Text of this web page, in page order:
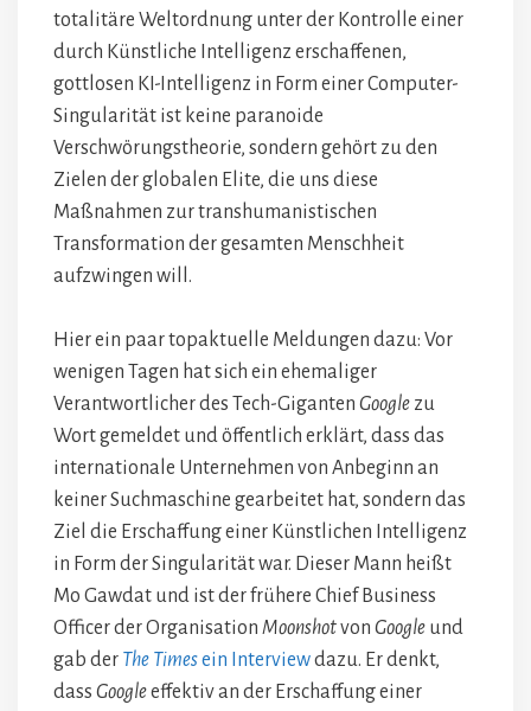
totalitäre Weltordnung unter der Kontrolle einer
durch Künstliche Intelligenz erschaffenen,
gottlosen KI-Intelligenz in Form einer Computer-
Singularität ist keine paranoide
Verschwörungstheorie, sondern gehört zu den
Zielen der globalen Elite, die uns diese
Maßnahmen zur transhumanistischen
Transformation der gesamten Menschheit
aufzwingen will.
Hier ein paar topaktuelle Meldungen dazu: Vor
wenigen Tagen hat sich ein ehemaliger
Verantwortlicher des Tech-Giganten Google zu
Wort gemeldet und öffentlich erklärt, dass das
internationale Unternehmen von Anbeginn an
keiner Suchmaschine gearbeitet hat, sondern das
Ziel die Erschaffung einer Künstlichen Intelligenz
in Form der Singularität war. Dieser Mann heißt
Mo Gawdat und ist der frühere Chief Business
Officer der Organisation Moonshotvon Google und
gab der The Timesein Interviewdazu. Er denkt,
dass Googleeffektiv an der Erschaffung einer